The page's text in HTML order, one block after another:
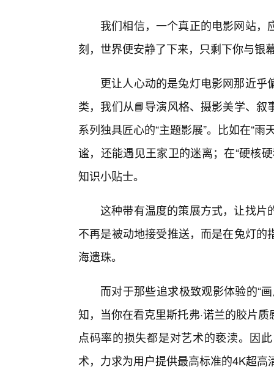
我们相信，一个真正的电影网站
刻，世界便安静了下来，只剩下你与银
更让人心动的是兔灯电影网那近
类，我们从📘导演风格、摄影美学、
系列独具匠心的“主题影展”。比如在“
谧，还能遇见王家卫的迷离；在“硬核
知识小贴士。
这种带有温度的策展方式，让找片
不再是被动地接受推送，而是在兔灯
海遗珠。
而对于那些追求极致观影体验的“
知，当你在看克里斯托弗·诺兰的胶片
点码率的损失都是对艺术的亵渎。因
术，力求为用户提供最高标准的4K超高